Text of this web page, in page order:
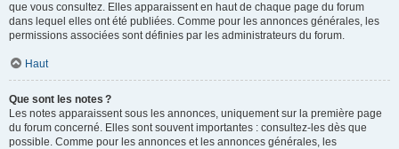
que vous consultez. Elles apparaissent en haut de chaque page du forum
dans lequel elles ont été publiées. Comme pour les annonces générales, les
permissions associées sont définies par les administrateurs du forum.
Haut
Que sont les notes ?
Les notes apparaissent sous les annonces, uniquement sur la première page
du forum concerné. Elles sont souvent importantes : consultez-les dès que
possible. Comme pour les annonces et les annonces générales, les